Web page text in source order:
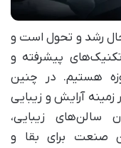
رشد و تحول است و
پیشرفته و
هستیم. در چنین
آرایش و زیبایی
سالن‌های زیبایی،
صنعت برای بقا و